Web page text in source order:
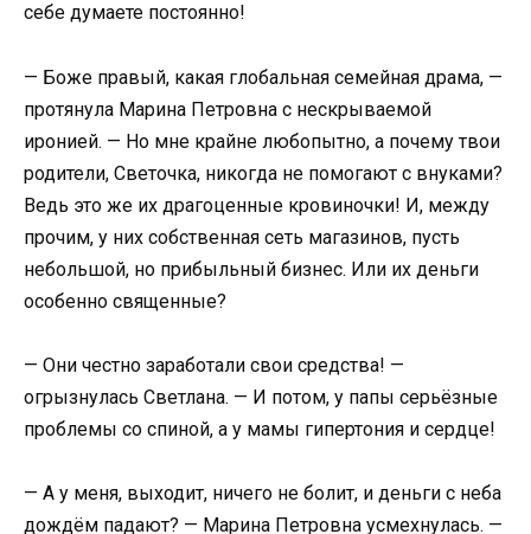
себе думаете постоянно!
— Боже правый, какая глобальная семейная драма, —
протянула Марина Петровна с нескрываемой
иронией. — Но мне крайне любопытно, а почему твои
родители, Светочка, никогда не помогают с внуками?
Ведь это же их драгоценные кровиночки! И, между
прочим, у них собственная сеть магазинов, пусть
небольшой, но прибыльный бизнес. Или их деньги
особенно священные?
— Они честно заработали свои средства! —
огрызнулась Светлана. — И потом, у папы серьёзные
проблемы со спиной, а у мамы гипертония и сердце!
— А у меня, выходит, ничего не болит, и деньги с неба
дождём падают? — Марина Петровна усмехнулась. —